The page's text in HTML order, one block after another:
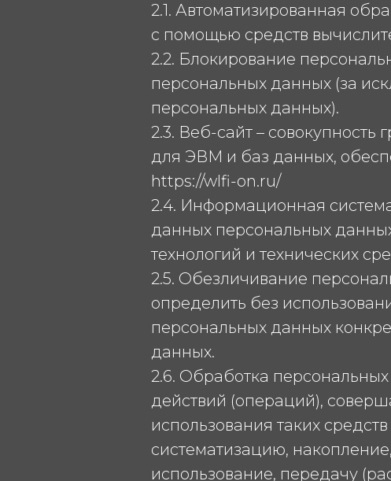
2.1. Автоматизированная
с помощью средств
2.2. Блокирование
персональных данных (за
персональных данных).
2.3. Веб-сайт –
для ЭВМ и баз данных,
https://wlfi-on.ru/
2.4. Информационная
данных персональных
технологий и технических
2.5. Обезличивание
определить без
персональных данных
данных.
2.6. Обработка
действий (операций),
использования таких
систематизацию,
использование, передачу